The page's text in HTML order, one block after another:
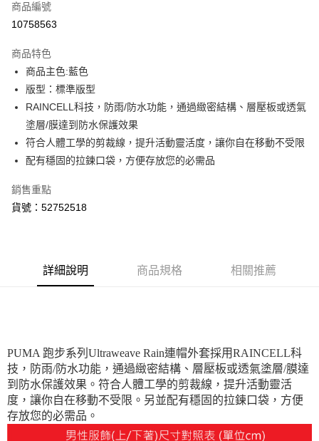
LINE Pay
街口支付
悠遊付
Google Pay
運送方式
每筆NT$150，滿NT$1,800(含以上)免運費
商品編號
10758563
商品特色
商品主色:藍色
版型：標準版型
RAINCELL科技，防雨/防水功能，通過緻密結構、層壓板或透氣
塗層/膜達到防水保護效果
符合人體工學的剪裁線，提升活動靈活度，讓你自在移動不受限
配有穩固的拉鍊口袋，方便存放您的必需品
銷售重點
貨號：52752518
詳細說明 商品規格 相關推薦
PUMA 跑步系列Ultraweave Rain連帽外套採用RAINCELL科
技，防雨/防水功能，通過緻密結構、層壓板或透氣塗層/膜達
到防水保護效果。符合人體工學的剪裁線，提升活動靈活
度，讓你自在移動不受限。另並配有穩固的拉鍊口袋，方便
存放您的必需品。